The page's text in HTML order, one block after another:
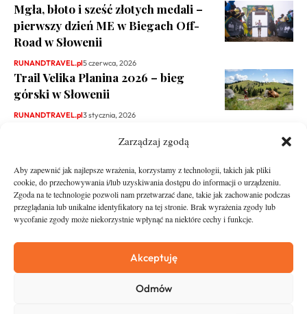
Zarządzaj zgodą
Aby zapewnić jak najlepsze wrażenia, korzystamy z technologii, takich jak pliki
cookie, do przechowywania i/lub uzyskiwania dostępu do informacji o urządzeniu.
Zgoda na te technologie pozwoli nam przetwarzać dane, takie jak zachowanie podczas
przeglądania lub unikalne identyfikatory na tej stronie. Brak wyrażenia zgody lub
wycofanie zgody może niekorzystnie wpłynąć na niektóre cechy i funkcje.
Akceptuję
Odmów
Mgła, błoto i sześć złotych medali –
pierwszy dzień ME w Biegach Off-
Road w Słowenii
RUNANDTRAVEL.pl5 czerwca, 2026
Trail Velika Planina 2026 – bieg
górski w Słowenii
RUNANDTRAVEL.pl3 stycznia, 2026
Asfalt
O nas
Zostań Patronem
Kontakt